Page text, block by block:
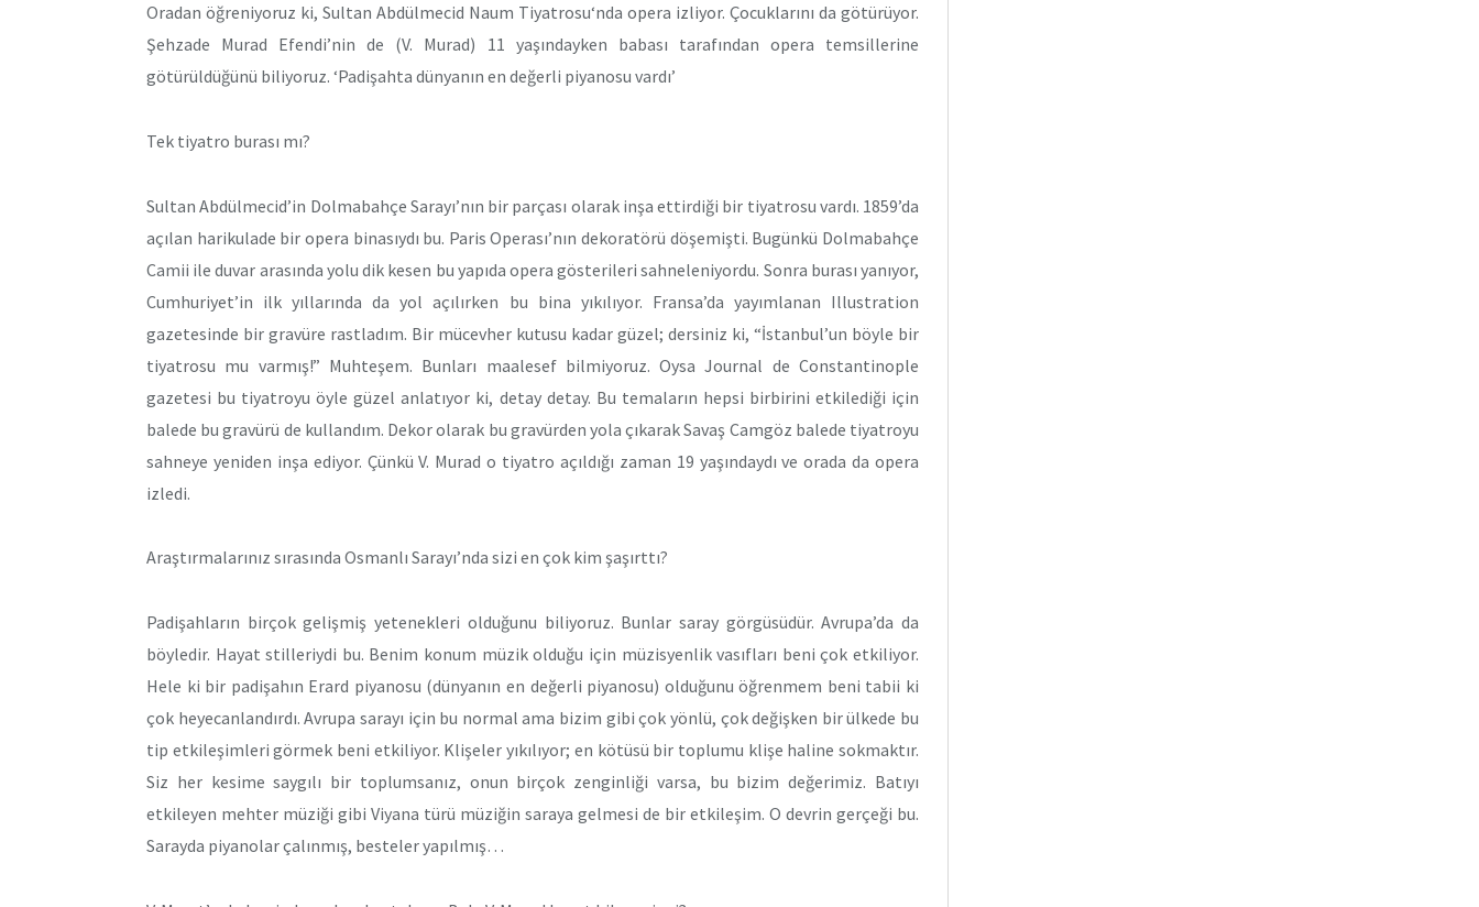
Oradan öğreniyoruz ki, Sultan Abdülmecid Naum Tiyatrosu‘nda opera izliyor. Çocuklarını da götürüyor.
Şehzade Murad Efendi’nin de (V. Murad) 11 yaşındayken babası tarafından opera temsillerine
götürüldüğünü biliyoruz. ‘Padişahta dünyanın en değerli piyanosu vardı’
Tek tiyatro burası mı?
Sultan Abdülmecid’in Dolmabahçe Sarayı’nın bir parçası olarak inşa ettirdiği bir tiyatrosu vardı. 1859’da
açılan harikulade bir opera binasıydı bu. Paris Operası’nın dekoratörü döşemişti. Bugünkü Dolmabahçe
Camii ile duvar arasında yolu dik kesen bu yapıda opera gösterileri sahneleniyordu. Sonra burası yanıyor,
Cumhuriyet’in ilk yıllarında da yol açılırken bu bina yıkılıyor. Fransa’da yayımlanan Illustration
gazetesinde bir gravüre rastladım. Bir mücevher kutusu kadar güzel; dersiniz ki, “İstanbul’un böyle bir
tiyatrosu mu varmış!” Muhteşem. Bunları maalesef bilmiyoruz. Oysa Journal de Constantinople
gazetesi bu tiyatroyu öyle güzel anlatıyor ki, detay detay. Bu temaların hepsi birbirini etkilediği için
balede bu gravürü de kullandım. Dekor olarak bu gravürden yola çıkarak Savaş Camgöz balede tiyatroyu
sahneye yeniden inşa ediyor. Çünkü V. Murad o tiyatro açıldığı zaman 19 yaşındaydı ve orada da opera
izledi.
Araştırmalarınız sırasında Osmanlı Sarayı’nda sizi en çok kim şaşırttı?
Padişahların birçok gelişmiş yetenekleri olduğunu biliyoruz. Bunlar saray görgüsüdür. Avrupa’da da
böyledir. Hayat stilleriydi bu. Benim konum müzik olduğu için müzisyenlik vasıfları beni çok etkiliyor.
Hele ki bir padişahın Erard piyanosu (dünyanın en değerli piyanosu) olduğunu öğrenmem beni tabii ki
çok heyecanlandırdı. Avrupa sarayı için bu normal ama bizim gibi çok yönlü, çok değişken bir ülkede bu
tip etkileşimleri görmek beni etkiliyor. Klişeler yıkılıyor; en kötüsü bir toplumu klişe haline sokmaktır.
Siz her kesime saygılı bir toplumsanız, onun birçok zenginliği varsa, bu bizim değerimiz. Batıyı
etkileyen mehter müziği gibi Viyana türü müziğin saraya gelmesi de bir etkileşim. O devrin gerçeği bu.
Sarayda piyanolar çalınmış, besteler yapılmış…